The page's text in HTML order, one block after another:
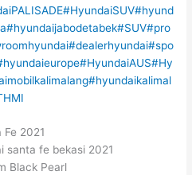
#HyundaiSUV#hyund
#hyundaijabodetabek#SUV#pro
#dealerhyundai#spo
#HyundaiAUS#Hy
#hyundaikalimal
2021
Black Pearl